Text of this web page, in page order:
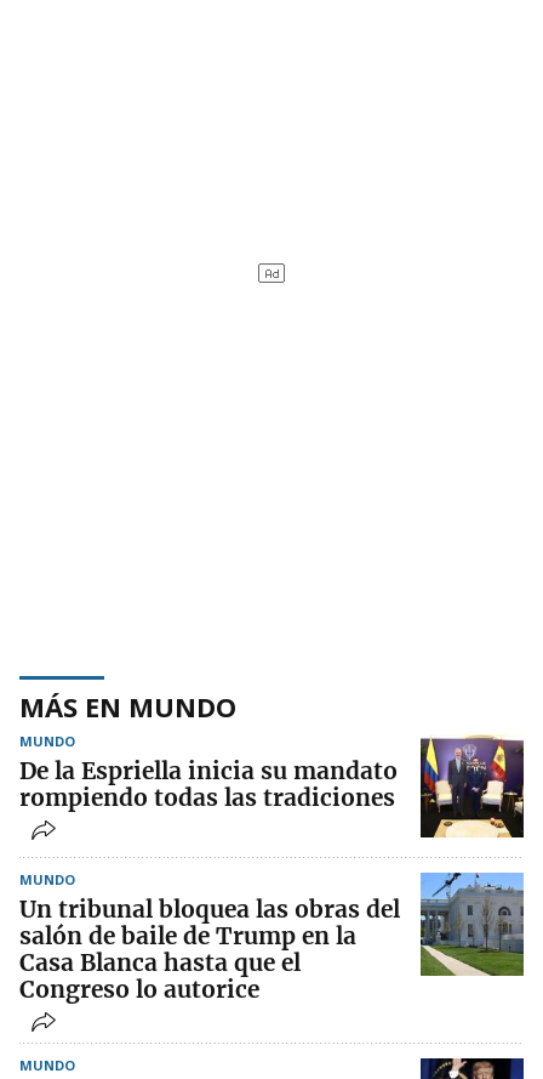
MÁS EN MUNDO
MUNDO
De la Espriella inicia su mandato
rompiendo todas las tradiciones
MUNDO
Un tribunal bloquea las obras del
salón de baile de Trump en la
Casa Blanca hasta que el
Congreso lo autorice
MUNDO